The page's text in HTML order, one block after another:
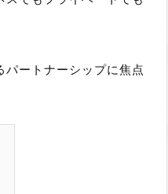
ートナーシップに焦点